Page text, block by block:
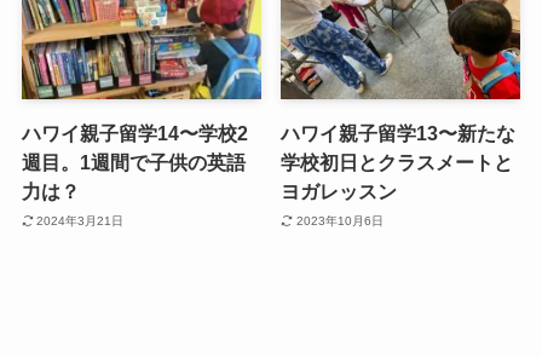
ハワイ親子留学14〜学校2
週目。1週間で子供の英語
力は？
2024年3月21日
ハワイ親子留学13〜新たな
学校初日とクラスメートと
ヨガレッスン
2023年10月6日